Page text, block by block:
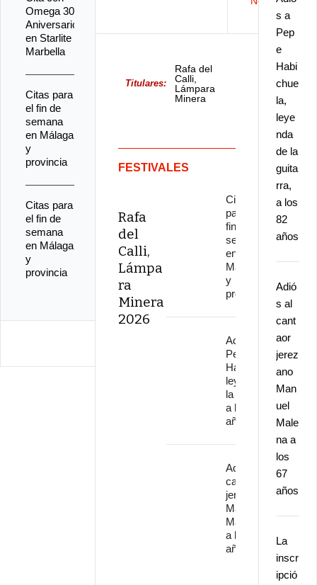
Titulares:
Rafa del
Calli,
Lámpara
Minera
FESTIVALES
Rafa
del
Calli,
Lámpa
ra
Minera
2026
Citas
para el
fin de
semana
en
Málaga
y
provincia
Adiós a
Pepe
Habichuela,
leyenda de
la guitarra,
a los 82
años
Adiós al
cantaor
jerezano
Manuel
Malena
a los 67
años
s a
Pep
e
Habi
chue
la,
leye
nda
de la
guita
rra,
a los
82
años
Adió
s al
cant
aor
jerez
ano
Man
uel
Male
na a
los
67
años
La
inscr
ipció
Omega 30
Aniversario
en Starlite
Marbella
Citas para
el fin de
semana
en Málaga
y
provincia
Citas para
el fin de
semana
en Málaga
y
provincia